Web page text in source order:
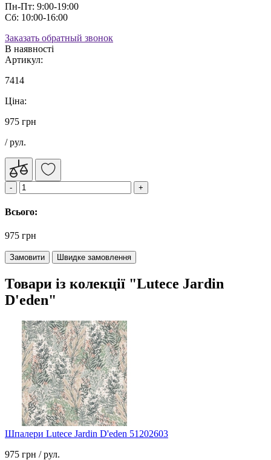
Пн-Пт: 9:00-19:00
Сб: 10:00-16:00
Заказать обратный звонок
В наявності
Артикул:
7414
Ціна:
975 грн
/ рул.
Всього:
975 грн
Замовити Швидке замовлення
Товари із колекції "Lutece Jardin
D'eden"
Шпалери Lutece Jardin D'eden 51202603
975 грн / рул.